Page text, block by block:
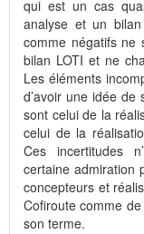
qui est un cas
analyse et un
comme négatifs ne
bilan LOTI et ne
Les éléments
d’avoir une idée de
sont celui de la
celui de la
Ces incertitudes
certaine admiration
concepteurs et
Cofiroute comme
son terme.